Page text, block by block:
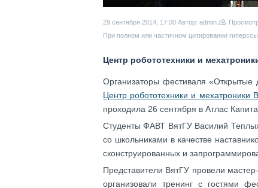
29 сентября 2014, 17:00 Автор: admin
При полном или частичном цитировании
Центр робототехники и
Организаторы фестиваля
Центр робототехники и мехатроники
проходила 26 сентября в Атлас
Студенты ФАВТ ВятГУ Василий
со школьниками в качестве
сконструированных и
Представители ВятГУ провели
организовали тренинг с гостями